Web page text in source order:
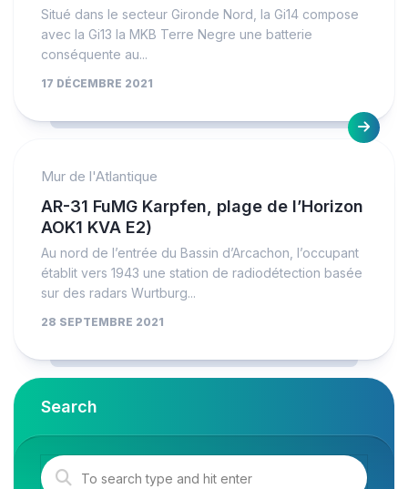
Situé dans le secteur Gironde Nord, la Gi14 compose
avec la Gi13 la MKB Terre Negre une batterie
conséquente au...
17 DÉCEMBRE 2021
Mur de l'Atlantique
AR-31 FuMG Karpfen, plage de l’Horizon
AOK1 KVA E2)
Au nord de l’entrée du Bassin d’Arcachon, l’occupant
établit vers 1943 une station de radiodétection basée
sur des radars Wurtburg...
28 SEPTEMBRE 2021
Search